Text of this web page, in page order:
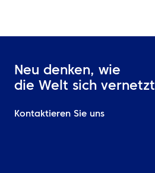
Neu denken, wie
die Welt sich vernetzt
Kontaktieren Sie uns